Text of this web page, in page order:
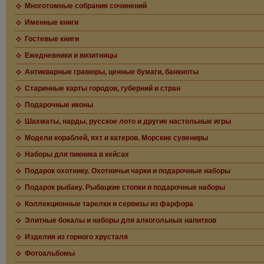
Многотомные собрания сочинений
Именные книги
Гостевые книги
Ежедневники и визитницы
Антикварные гравюры, ценные бумаги, банкноты
Старинные карты городов, губерний и стран
Подарочные иконы
Шахматы, нарды, русское лото и другие настольные игры
Модели кораблей, яхт и катеров. Морские сувениры
Наборы для пикника в кейсах
Подарок охотнику. Охотничьи чарки и подарочные наборы
Подарок рыбаку. Рыбацкие стопки и подарочные наборы
Коллекционные тарелки и сервизы из фарфора
Элитные бокалы и наборы для алкогольных напитков
Изделия из горного хрусталя
Фотоальбомы